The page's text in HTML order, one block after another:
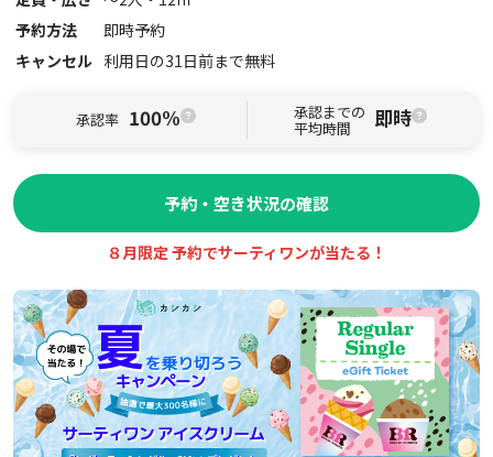
予約方法
即時予約
キャンセル 利用日の31日前まで無料
承認率 100% 承認までの
平均時間 即時
予約・空き状況の確認
８月限定 予約でサーティワンが当たる！